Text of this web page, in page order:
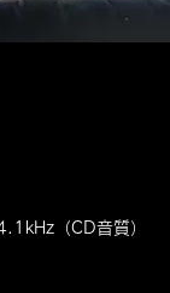
（CD音質）